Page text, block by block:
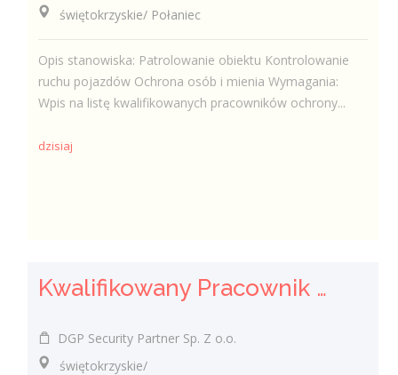
świętokrzyskie/ Połaniec
Opis stanowiska: Patrolowanie obiektu Kontrolowanie
ruchu pojazdów Ochrona osób i mienia Wymagania:
Wpis na listę kwalifikowanych pracowników ochrony...
dzisiaj
Kwalifikowany Pracownik Ochrony z Pozwoleniem na Broń (K/M)
DGP Security Partner Sp. Z o.o.
świętokrzyskie/